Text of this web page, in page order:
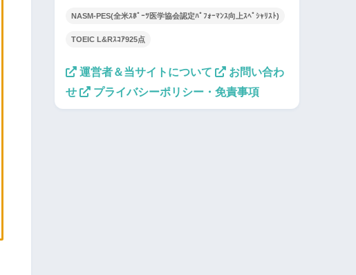
NASM-PES(全米ｽﾎﾟｰﾂ医学協会認定ﾊﾟﾌｫｰﾏﾝｽ向上ｽﾍﾟｼｬﾘｽﾄ)
TOEIC L&Rｽｺｱ925点
運営者＆当サイトについて
お問い合わ
せ
プライバシーポリシー・免責事項